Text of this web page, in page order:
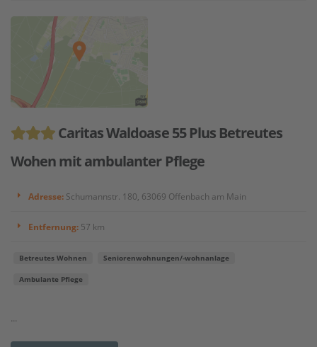
Caritas Waldoase 55 Plus Betreutes
Wohen mit ambulanter Pflege
Adresse: Schumannstr. 180, 63069 Offenbach am Main
Entfernung: 57 km
Betreutes Wohnen Seniorenwohnungen/-wohnanlage
Ambulante Pflege
...